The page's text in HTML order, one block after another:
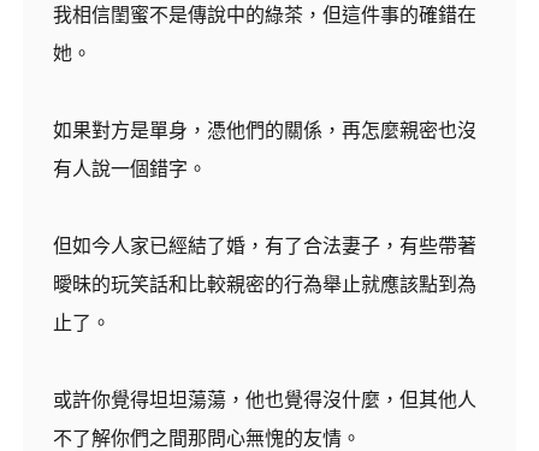
我相信閨蜜不是傳說中的綠茶，但這件事的確錯在
她。
如果對方是單身，憑他們的關係，再怎麼親密也沒
有人說一個錯字。
但如今人家已經結了婚，有了合法妻子，有些帶著
曖昧的玩笑話和比較親密的行為舉止就應該點到為
止了。
或許你覺得坦坦蕩蕩，他也覺得沒什麼，但其他人
不了解你們之間那問心無愧的友情。